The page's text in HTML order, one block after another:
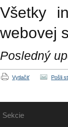
Všetky
webovej
Posledný
Vytlačiť Pošli
Sekcie